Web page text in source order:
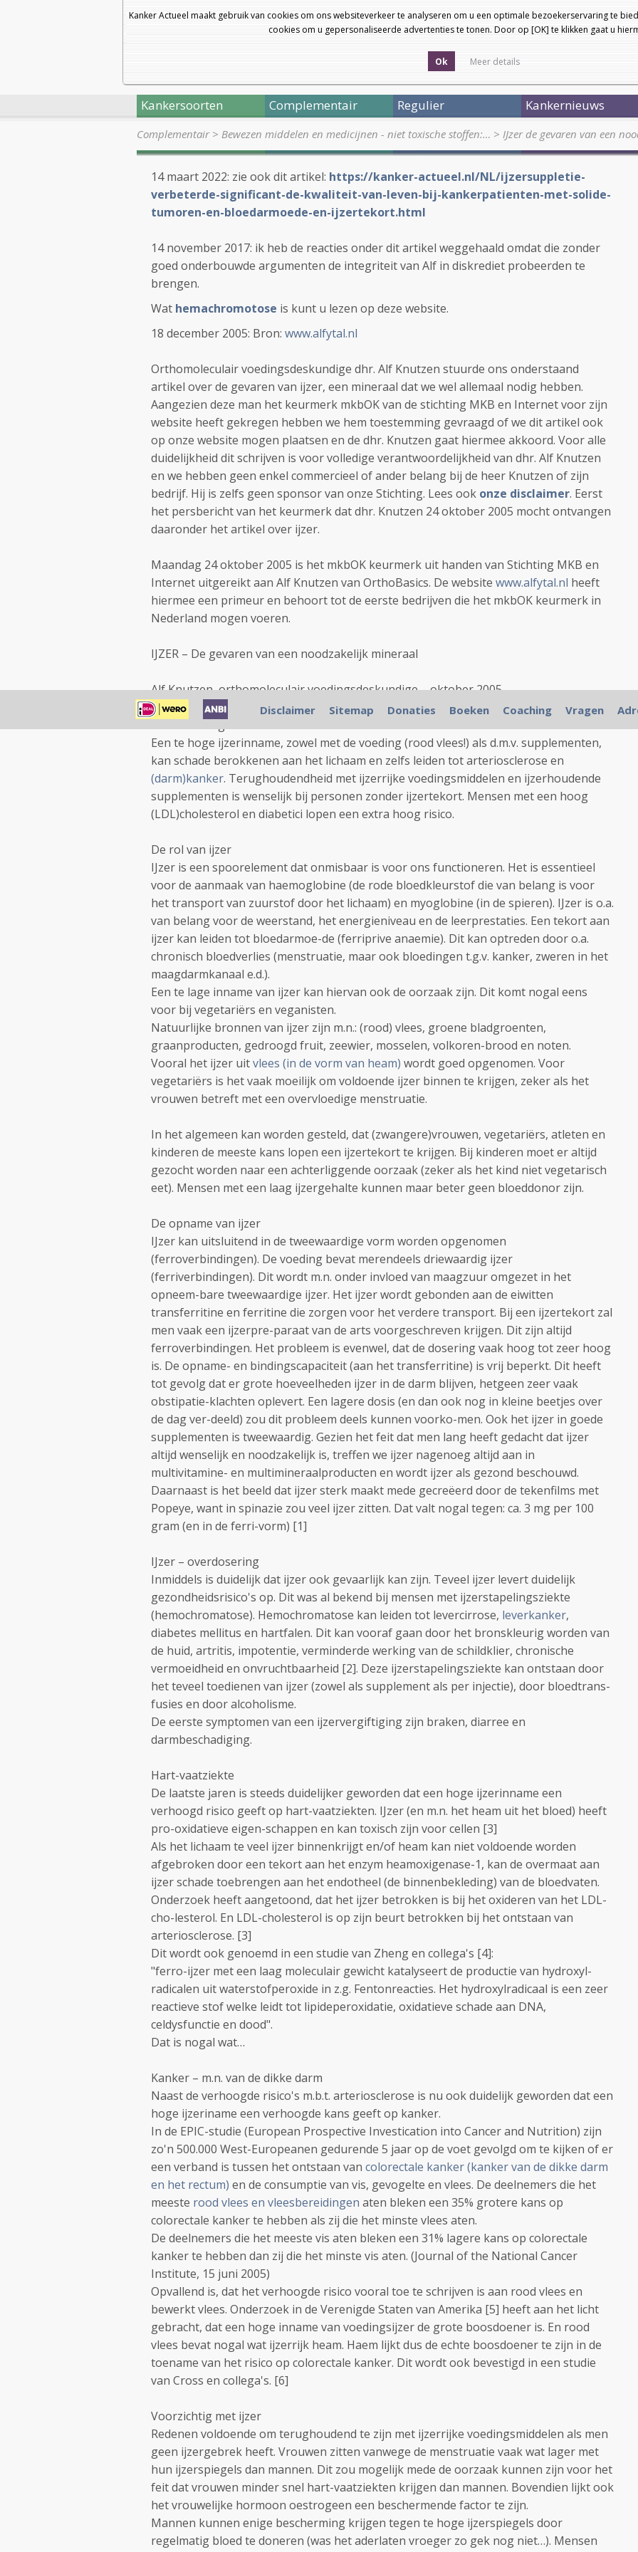
Kanker Actueel maakt gebruik van cookies om ons websiteverkeer te analyseren om u een optimale bezoekerservaring te
cookies om u gepersonaliseerde advertenties te tonen. Door op [OK] te klikken gaat u
Ok Meer details
Kankersoorten Complementair Regulier Kankernieuws
Complementair> Bewezen middelen en medicijnen - niet toxische stoffen:… > IJzer de gevaren van een
14 maart 2022: zie ook dit artikel: https://kanker-actueel.nl/NL/ijzersuppletie-
verbeterde-significant-de-kwaliteit-van-leven-bij-kankerpatienten-met-solide-
tumoren-en-bloedarmoede-en-ijzertekort.html
14 november 2017: ik heb de reacties onder dit artikel weggehaald omdat die zonder
goed onderbouwde argumenten de integriteit van Alf in diskrediet probeerden te
brengen.
Wat hemachromotose is kunt u lezen op deze website.
18 december 2005: Bron: www.alfytal.nl
Orthomoleculair voedingsdeskundige dhr. Alf Knutzen stuurde ons onderstaand
artikel over de gevaren van ijzer, een mineraal dat we wel allemaal nodig hebben.
Aangezien deze man het keurmerk mkbOK van de stichting MKB en Internet voor zijn
website heeft gekregen hebben we hem toestemming gevraagd of we dit artikel ook
op onze website mogen plaatsen en de dhr. Knutzen gaat hiermee akkoord. Voor alle
duidelijkheid dit schrijven is voor volledige verantwoordelijkheid van dhr. Alf Knutzen
en we hebben geen enkel commercieel of ander belang bij de heer Knutzen of zijn
bedrijf. Hij is zelfs geen sponsor van onze Stichting. Lees ook onze disclaimer. Eerst
het persbericht van het keurmerk dat dhr. Knutzen 24 oktober 2005 mocht ontvangen
daaronder het artikel over ijzer.
Maandag 24 oktober 2005 is het mkbOK keurmerk uit handen van Stichting MKB en
Internet uitgereikt aan Alf Knutzen van OrthoBasics. De website www.alfytal.nl heeft
hiermee een primeur en behoort tot de eerste bedrijven die het mkbOK keurmerk in
Nederland mogen voeren.
IJZER – De gevaren van een noodzakelijk mineraal
Alf Knutzen, orthomoleculair voedingsdeskundige – oktober 2005.
Een te hoge ijzerinname, zowel met de voeding (rood vlees!) als d.m.v. supplementen,
kan schade berokkenen aan het lichaam en zelfs leiden tot arteriosclerose en
(darm)kanker. Terughoudendheid met ijzerrijke voedingsmiddelen en ijzerhoudende
supplementen is wenselijk bij personen zonder ijzertekort. Mensen met een hoog
(LDL)cholesterol en diabetici lopen een extra hoog risico.
De rol van ijzer
IJzer is een spoorelement dat onmisbaar is voor ons functioneren. Het is essentieel
voor de aanmaak van haemoglobine (de rode bloedkleurstof die van belang is voor
het transport van zuurstof door het lichaam) en myoglobine (in de spieren). IJzer is o.a.
van belang voor de weerstand, het energieniveau en de leerprestaties. Een tekort aan
ijzer kan leiden tot bloedarmoe-de (ferriprive anaemie). Dit kan optreden door o.a.
chronisch bloedverlies (menstruatie, maar ook bloedingen t.g.v. kanker, zweren in het
maagdarmkanaal e.d.).
Een te lage inname van ijzer kan hiervan ook de oorzaak zijn. Dit komt nogal eens
voor bij vegetariërs en veganisten.
Natuurlijke bronnen van ijzer zijn m.n.: (rood) vlees, groene bladgroenten,
graanproducten, gedroogd fruit, zeewier, mosselen, volkoren-brood en noten.
Vooral het ijzer uitvlees (in de vorm van heam) wordt goed opgenomen. Voor
vegetariërs is het vaak moeilijk om voldoende ijzer binnen te krijgen, zeker als het
vrouwen betreft met een overvloedige menstruatie.
In het algemeen kan worden gesteld, dat (zwangere)vrouwen, vegetariërs, atleten en
kinderen de meeste kans lopen een ijzertekort te krijgen. Bij kinderen moet er altijd
gezocht worden naar een achterliggende oorzaak (zeker als het kind niet vegetarisch
eet). Mensen met een laag ijzergehalte kunnen maar beter geen bloeddonor zijn.
De opname van ijzer
IJzer kan uitsluitend in de tweewaardige vorm worden opgenomen
(ferroverbindingen). De voeding bevat merendeels driewaardig ijzer
(ferriverbindingen). Dit wordt m.n. onder invloed van maagzuur omgezet in het
opneem-bare tweewaardige ijzer. Het ijzer wordt gebonden aan de eiwitten
transferritine en ferritine die zorgen voor het verdere transport. Bij een ijzertekort zal
men vaak een ijzerpre-paraat van de arts voorgeschreven krijgen. Dit zijn altijd
ferroverbindingen. Het probleem is evenwel, dat de dosering vaak hoog tot zeer hoog
is. De opname- en bindingscapaciteit (aan het transferritine) is vrij beperkt. Dit heeft
tot gevolg dat er grote hoeveelheden ijzer in de darm blijven, hetgeen zeer vaak
obstipatie-klachten oplevert. Een lagere dosis (en dan ook nog in kleine beetjes over
de dag ver-deeld) zou dit probleem deels kunnen voorko-men. Ook het ijzer in goede
supplementen is tweewaardig. Gezien het feit dat men lang heeft gedacht dat ijzer
altijd wenselijk en noodzakelijk is, treffen we ijzer nagenoeg altijd aan in
multivitamine- en multimineraalproducten en wordt ijzer als gezond beschouwd.
Daarnaast is het beeld dat ijzer sterk maakt mede gecreëerd door de tekenfilms met
Popeye, want in spinazie zou veel ijzer zitten. Dat valt nogal tegen: ca. 3 mg per 100
gram (en in de ferri-vorm) [1]
IJzer – overdosering
Inmiddels is duidelijk dat ijzer ook gevaarlijk kan zijn. Teveel ijzer levert duidelijk
gezondheidsrisico's op. Dit was al bekend bij mensen met ijzerstapelingsziekte
(hemochromatose). Hemochromatose kan leiden tot levercirrose, leverkanker,
diabetes mellitus en hartfalen. Dit kan vooraf gaan door het bronskleurig worden van
de huid, artritis, impotentie, verminderde werking van de schildklier, chronische
vermoeidheid en onvruchtbaarheid [2]. Deze ijzerstapelingsziekte kan ontstaan door
het teveel toedienen van ijzer (zowel als supplement als per injectie), door bloedtrans-
fusies en door alcoholisme.
De eerste symptomen van een ijzervergiftiging zijn braken, diarree en
darmbeschadiging.
Hart-vaatziekte
De laatste jaren is steeds duidelijker geworden dat een hoge ijzerinname een
verhoogd risico geeft op hart-vaatziekten. IJzer (en m.n. het heam uit het bloed) heeft
pro-oxidatieve eigen-schappen en kan toxisch zijn voor cellen [3]
Als het lichaam te veel ijzer binnenkrijgt en/of heam kan niet voldoende worden
afgebroken door een tekort aan het enzym heamoxigenase-1, kan de overmaat aan
ijzer schade toebrengen aan het endotheel (de binnenbekleding) van de bloedvaten.
Onderzoek heeft aangetoond, dat het ijzer betrokken is bij het oxideren van het LDL-
cho-lesterol. En LDL-cholesterol is op zijn beurt betrokken bij het ontstaan van
arteriosclerose. [3]
Dit wordt ook genoemd in een studie van Zheng en collega's [4]:
"ferro-ijzer met een laag moleculair gewicht katalyseert de productie van hydroxyl-
radicalen uit waterstofperoxide in z.g. Fentonreacties. Het hydroxylradicaal is een zeer
reactieve stof welke leidt tot lipideperoxidatie, oxidatieve schade aan DNA,
celdysfunctie en dood".
Dat is nogal wat…
Kanker – m.n. van de dikke darm
Naast de verhoogde risico's m.b.t. arteriosclerose is nu ook duidelijk geworden dat een
hoge ijzeriname een verhoogde kans geeft op kanker.
In de EPIC-studie (European Prospective Investication into Cancer and Nutrition) zijn
zo'n 500.000 West-Europeanen gedurende 5 jaar op de voet gevolgd om te kijken of er
een verband is tussen het ontstaan van colorectale kanker (kanker van de dikke darm
en het rectum) en de consumptie van vis, gevogelte en vlees. De deelnemers die het
meeste rood vlees en vleesbereidingen aten bleken een 35% grotere kans op
colorectale kanker te hebben als zij die het minste vlees aten.
De deelnemers die het meeste vis aten bleken een 31% lagere kans op colorectale
kanker te hebben dan zij die het minste vis aten. (Journal of the National Cancer
Institute, 15 juni 2005)
Opvallend is, dat het verhoogde risico vooral toe te schrijven is aan rood vlees en
bewerkt vlees. Onderzoek in de Verenigde Staten van Amerika [5] heeft aan het licht
gebracht, dat een hoge inname van voedingsijzer de grote boosdoener is. En rood
vlees bevat nogal wat ijzerrijk heam. Haem lijkt dus de echte boosdoener te zijn in de
toename van het risico op colorectale kanker. Dit wordt ook bevestigd in een studie
van Cross en collega's. [6]
Voorzichtig met ijzer
Redenen voldoende om terughoudend te zijn met ijzerrijke voedingsmiddelen als men
geen ijzergebrek heeft. Vrouwen zitten vanwege de menstruatie vaak wat lager met
hun ijzerspiegels dan mannen. Dit zou mogelijk mede de oorzaak kunnen zijn voor het
feit dat vrouwen minder snel hart-vaatziekten krijgen dan mannen. Bovendien lijkt ook
het vrouwelijke hormoon oestrogeen een beschermende factor te zijn.
Mannen kunnen enige bescherming krijgen tegen te hoge ijzerspiegels door
regelmatig bloed te doneren (was het aderlaten vroeger zo gek nog niet…). Mensen
Disclaimer Sitemap Donaties Boeken Coaching Vragen